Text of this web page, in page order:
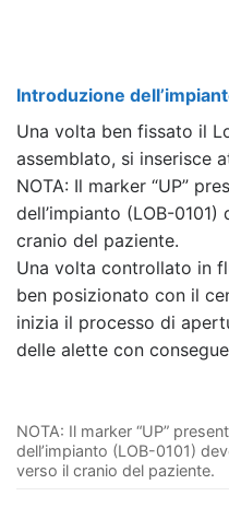
Introduzione
Una volta ben fissato il
assemblato, si inserisce
NOTA: Il marker “UP”
dell’impianto (LOB-
cranio del paziente.
Una volta controllato in
ben posizionato con il
inizia il processo di
delle alette con
NOTA: Il marker “UP”
dell’impianto (LOB-0101)
verso il cranio del paziente.